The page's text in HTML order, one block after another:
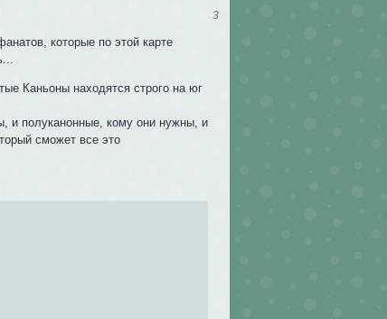
3
которые по этой карте
Каньоны находятся строго на юг
и полуканонные, кому они нужны, и
сможет все это